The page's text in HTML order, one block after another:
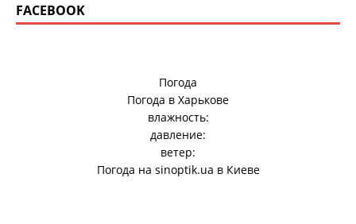
FACEBOOK
Погода
Погода в Харькове
влажность:
давление:
ветер:
Погода на sinoptik.ua в Киеве